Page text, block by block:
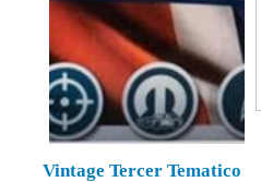
Vintage Tercer Tematico